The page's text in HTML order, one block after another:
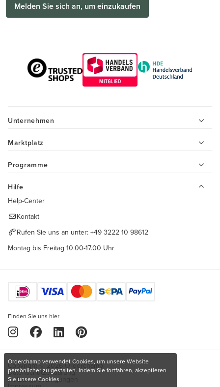
Melden Sie sich an, um einzukaufen
Unternehmen
Marktplatz
Programme
Hilfe
Help-Center
Kontakt
Rufen Sie uns an unter: +49 3222 10 98612
Montag bis Freitag 10.00-17.00 Uhr
Finden Sie uns hier
Copyright © 2026 Orderchamp
Datenschutzerklärung
Nutzungsbedingungen
Orderchamp verwendet Cookies, um unsere Website
persönlicher zu gestalten. Indem Sie fortfahren, akzeptieren
Sie unsere Cookies.